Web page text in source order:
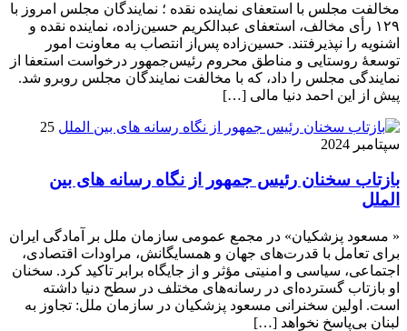
مخالفت مجلس با استعفای نماینده نقده ؛ نمایندگان مجلس امروز با
۱۲۹ رأی مخالف، استعفای عبدالکریم حسین‌زاده، نماینده نقده و
اشنویه را نپذیرفتند. حسین‌زاده پس‌از انتصاب به معاونت امور
توسعهٔ روستایی و مناطق محروم رئیس‌جمهور درخواست استعفا از
نمایندگی مجلس را داد، که با مخالفت نمایندگان مجلس روبرو شد.
پیش از این احمد دنیا مالی […]
25
سپتامبر 2024
بازتاب سخنان رئیس جمهور از نگاه رسانه های بین
الملل
« مسعود پزشکیان» در مجمع عمومی سازمان ملل بر آمادگی ایران
برای تعامل با قدرت‌های جهان و همسایگانش، مراودات اقتصادی،
اجتماعی، سیاسی و امنیتی مؤثر و از جایگاه برابر تاکید کرد. سخنان
او بازتاب گسترده‌ای در رسانه‌های مختلف در سطح دنیا داشته
است. اولین سخنرانی مسعود پزشکیان در سازمان ملل: تجاوز به
لبنان بی‌پاسخ نخواهد […]